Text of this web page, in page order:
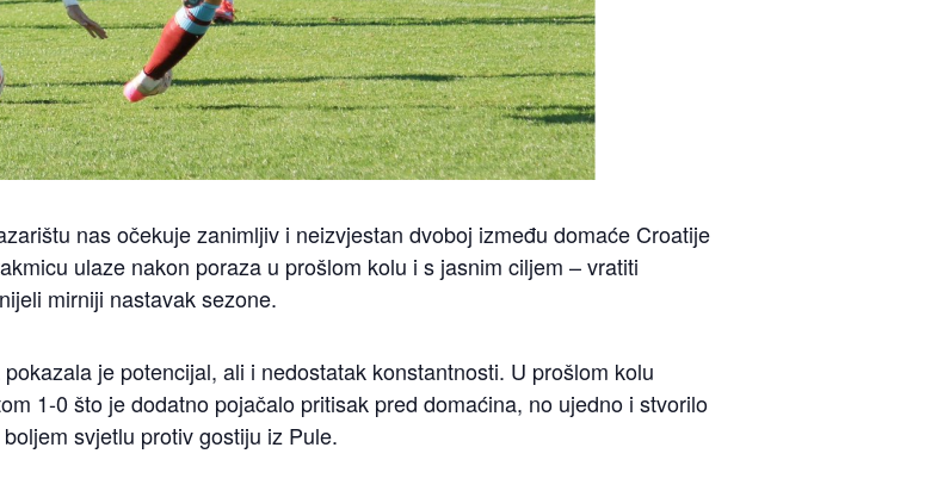
nas očekuje zanimljiv i neizvjestan dvoboj između domaće Croatije
ulaze nakon poraza u prošlom kolu i s jasnim ciljem – vratiti
mirniji nastavak sezone.
je potencijal, ali i nedostatak konstantnosti. U prošlom kolu
1-0 što je dodatno pojačalo pritisak pred domaćina, no ujedno i stvorilo
svjetlu protiv gostiju iz Pule.